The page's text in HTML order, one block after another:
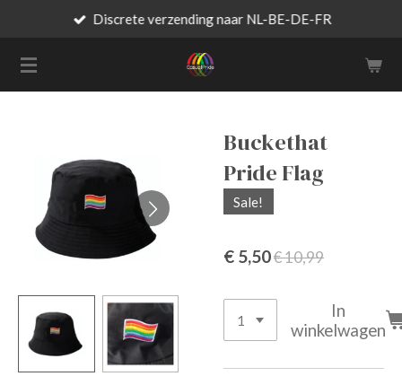
naar
de
Discrete verzending naar NL-BE-DE-FR
Buckethat
Pride Flag
Sale!
€ 5,50€ 10,99
In
winkelwagen